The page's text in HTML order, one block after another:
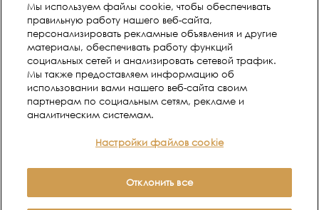
Social
channels
mobile
Legal
Политика в отношении
файлов Cookie
конфиденциальности веб-
Условия использования
Мы используем файлы cookie, чтобы обеспечивать
правильную работу нашего веб-сайта,
персонализировать рекламные объявления и другие
материалы, обеспечивать работу функций
социальных сетей и анализировать сетевой трафик.
Мы также предоставляем информацию об
использовании вами нашего веб-сайта своим
партнерам по социальным сетям, рекламе и
аналитическим системам.
Настройки файлов cookie
Отклонить все